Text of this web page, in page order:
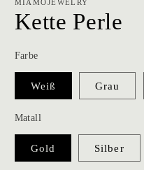
MIAMOJEWELRY
Kette Perle
Farbe
Weiß Grau
Matall
Gold Silber